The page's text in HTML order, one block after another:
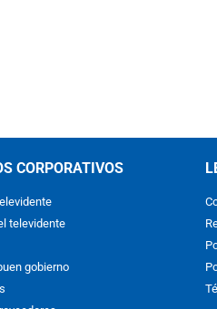
CORPORATIVOS
televidente
gobierno